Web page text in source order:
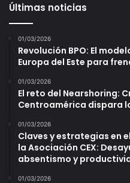
Últimas noticias
01/03/2026
Revolución BPO: El
Europa del Este para
01/03/2026
El reto del Nearshoring:
Centroamérica dispara
01/03/2026
Claves y estrategias en
la Asociación CEX:
absentismo y
01/03/2026